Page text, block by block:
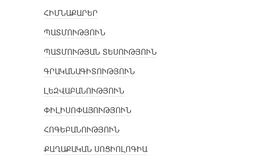
ՀԻՄՆԱՔԱՐԵՐ
ՊԱՏՄՈՒԹՅՈՒՆ
ՊԱՏՄՈՒԹՅԱՆ ՏԵՍՈՒԹՅՈՒՆ
ԳՐԱԿԱՆԱԳԻՏՈՒԹՅՈՒՆ
ԼԵԶՎԱԲԱՆՈՒԹՅՈՒՆ
ՓԻԼԻՍՈՓԱՅՈՒԹՅՈՒՆ
ՀՈԳԵԲԱՆՈՒԹՅՈՒՆ
ՔԱՂԱՔԱԿԱՆ ՍՈՑԻՈԼՈԳԻԱ